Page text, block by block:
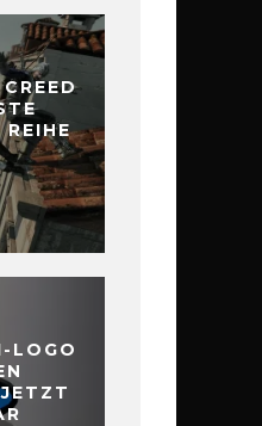
REIHE
LOGO